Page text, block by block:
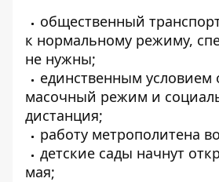
общественный
к нормальному режиму,
не нужны;
единственным условием
масочный режим и
дистанция;
работу метрополитена
детские сады начнут
мая;